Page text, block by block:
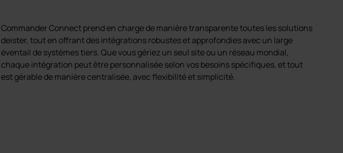
Commander Connect prend en charge de manière transparente toutes les solutions
deister, tout en offrant des intégrations robustes et approfondies avec un large
éventail de systèmes tiers. Que vous gériez un seul site ou un réseau mondial,
chaque intégration peut être personnalisée selon vos besoins spécifiques, et tout
est gérable de manière centralisée, avec flexibilité et simplicité.